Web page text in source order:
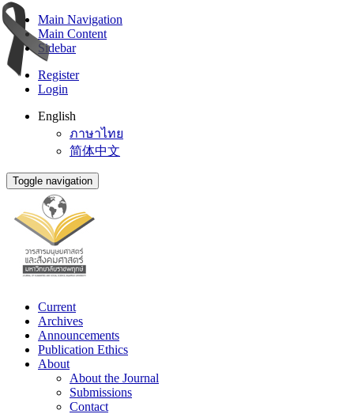
Main Navigation
Main Content
Sidebar
Register
Login
English
ภาษาไทย
简体中文
Toggle navigation
Current
Archives
Announcements
Publication Ethics
About
About the Journal
Submissions
Contact